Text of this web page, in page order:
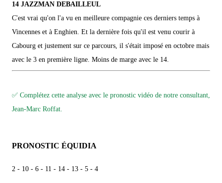
14 JAZZMAN DEBAILLEUL
C'est vrai qu'on l'a vu en meilleure compagnie ces derniers temps à
Vincennes et à Enghien. Et la dernière fois qu'il est venu courir à
Cabourg et justement sur ce parcours, il s'était imposé en octobre mais
avec le 3 en première ligne. Moins de marge avec le 14.
✅ Complétez cette analyse avec le pronostic vidéo de notre consultant,
Jean-Marc Roffat.
PRONOSTIC ÉQUIDIA
2 - 10 - 6 - 11 - 14 - 13 - 5 - 4